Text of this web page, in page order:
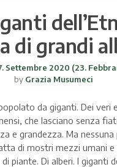
di grandi
Settembre 2020 (23.
byGrazia Musumeci
da giganti. Dei veri
che lasciano senza
e grandezza. Ma nessuna
di mostri mezzi umani e
piante. Di alberi. I giganti